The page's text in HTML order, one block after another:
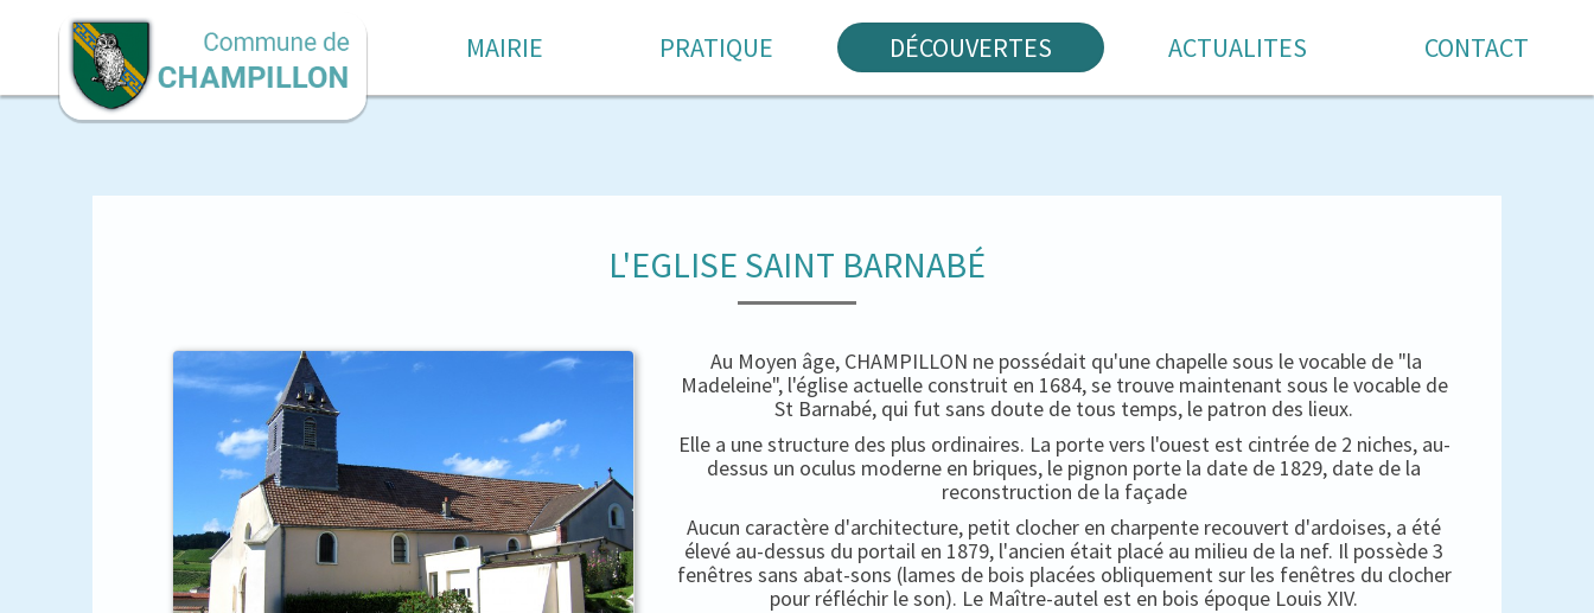
MAIRIE PRATIQUE DÉCOUVERTES ACTUALITES CONTACT
L'EGLISE SAINT BARNABÉ
Au Moyen âge, CHAMPILLON ne possédait qu'une chapelle sous le vocable de "la
Madeleine", l'église actuelle construit en 1684, se trouve maintenant sous le vocable de
St Barnabé, qui fut sans doute de tous temps, le patron des lieux.
Elle a une structure des plus ordinaires. La porte vers l'ouest est cintrée de 2 niches, au-
dessus un oculus moderne en briques, le pignon porte la date de 1829, date de la
reconstruction de la façade
Aucun caractère d'architecture, petit clocher en charpente recouvert d'ardoises, a été
élevé au-dessus du portail en 1879, l'ancien était placé au milieu de la nef. Il possède 3
fenêtres sans abat-sons (lames de bois placées obliquement sur les fenêtres du clocher
pour réfléchir le son). Le Maître-autel est en bois époque Louis XIV.